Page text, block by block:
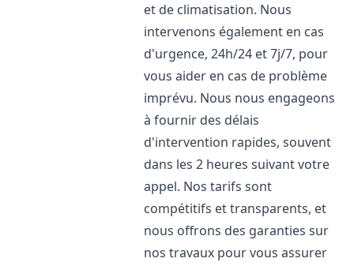
et de climatisation. Nous
intervenons également en cas
d'urgence, 24h/24 et 7j/7, pour
vous aider en cas de problème
imprévu. Nous nous engageons
à fournir des délais
d'intervention rapides, souvent
dans les 2 heures suivant votre
appel. Nos tarifs sont
compétitifs et transparents, et
nous offrons des garanties sur
nos travaux pour vous assurer